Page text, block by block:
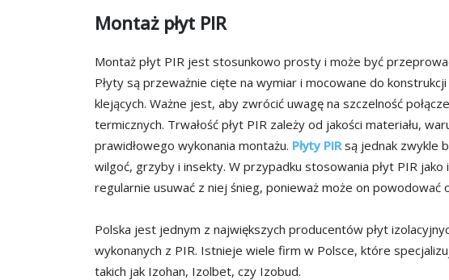
Montaż płyt PIR
Montaż płyt PIR jest stosunkowo prosty i może być
Płyty są przeważnie cięte na wymiar i mocowane do
klejących. Ważne jest, aby zwrócić uwagę na szczelność
termicznych. Trwałość płyt PIR zależy od jakości materiału,
prawidłowego wykonania montażu. Płyty PIR są jednak zwykle
wilgoć, grzyby i insekty. W przypadku stosowania płyt PIR
regularnie usuwać z niej śnieg, ponieważ może on powodować
Polska jest jednym z największych producentów płyt
wykonanych z PIR. Istnieje wiele firm w Polsce, które
takich jak Izohan, Izolbet, czy Izobud.